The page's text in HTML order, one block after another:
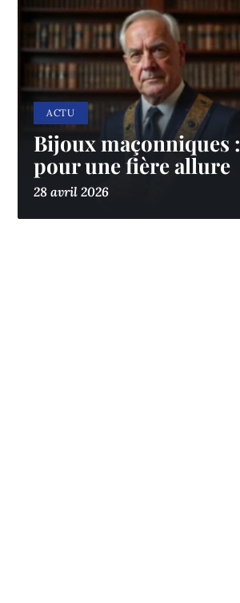
ACTU
Bijoux maçonniques :
pour une fière allure
28 avril 2026